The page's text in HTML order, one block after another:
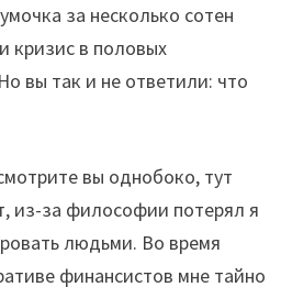
за несколько сотен
кризис в половых
вы так и не ответили: что
вы однобоко, тут
из-за философии потерял я
людьми. Во время
финансистов мне тайно